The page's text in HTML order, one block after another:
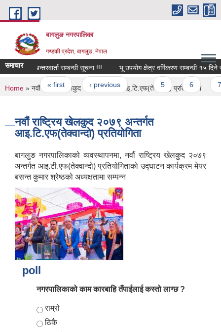
Skip to main content
बागलुङ नगरपालिका
गण्डकी प्रदेश, बागलुङ, नेपाल
समाचार अन्तरवार्ता सम्बन्धी सूचना !!! भू उपयोग क्षेत्र वर्गिकरण सम्बन्धी १५ दिने
Pages
« first ‹ previous … 5 6
You are here
Home » नवौं राष्ट्रिय खेलकुद २०७९ अन्तर्गत आइ.टि.एफ(तेक्वान्दो) प्रतियोगिता
नवौं राष्ट्रिय खेलकुद २०७९ अन्तर्गत
आइ.टि.एफ(तेक्वान्दो) प्रतियोगिता
बागलुङ नगरपालिकाको व्यवस्थापनमा, नवौं राष्ट्रिय खेलकुद २०७९
अन्तर्गत आइ.टी.एफ(तेक्वान्दो) प्रतियोगिताको उद्घाटन कार्यक्रम मेयर
बसन्त कुमार श्रेष्ठको अध्यक्षतामा सम्पन्न
poll
नगरपालिकाको काम कारबाहि तँपाईलाई कस्तो लाग्छ ?
Choices
राम्रो
ठिकै